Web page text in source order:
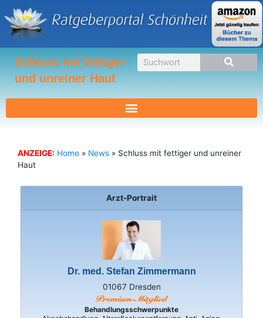
Inhalt
springen
Schluss mit fettiger
und unreiner Haut
Suche
ANZEIGE: Home » News » Schluss mit fettiger und unreiner
Haut
Arzt-Portrait
Dr. med. Stefan Zimmermann
01067 Dresden
Behandlungsschwerpunkte